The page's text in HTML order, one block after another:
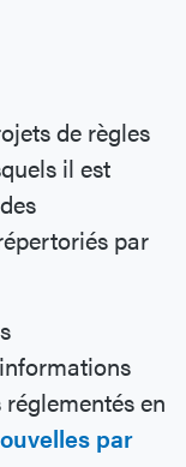
de règles
il est
par
en
par